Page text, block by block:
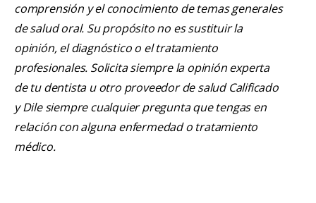
comprensión y el conocimiento de temas generales
de salud oral. Su propósito no es sustituir la
opinión, el diagnóstico o el tratamiento
profesionales. Solicita siempre la opinión experta
de tu dentista u otro proveedor de salud Calificado
y Dile siempre cualquier pregunta que tengas en
relación con alguna enfermedad o tratamiento
médico.